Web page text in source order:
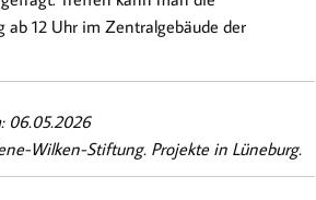
12 Uhr im Zentralgebäude der
06.05.2026
Wilken-Stiftung. Projekte in Lüneburg.